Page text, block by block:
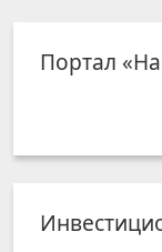
Портал